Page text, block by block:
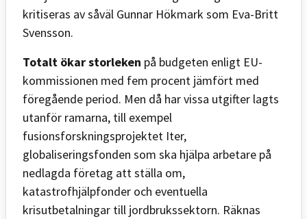
kritiseras av såväl Gunnar Hökmark som Eva-Britt
Svensson.
Totalt ökar storleken på budgeten enligt EU-
kommissionen med fem procent jämfört med
föregående period. Men då har vissa utgifter lagts
utanför ramarna, till exempel
fusionsforskningsprojektet Iter,
globaliseringsfonden som ska hjälpa arbetare på
nedlagda företag att ställa om,
katastrofhjälpfonder och eventuella
krisutbetalningar till jordbrukssektorn. Räknas